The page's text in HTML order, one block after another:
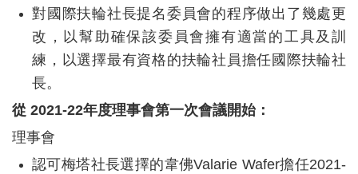
對國際扶輪社長提名委員會的程序做出了幾處更
改，以幫助確保該委員會擁有適當的工具及訓
練，以選擇最有資格的扶輪社員擔任國際扶輪社
長。
從 2021-22年度理事會第一次會議開始：
理事會
認可梅塔社長選擇的韋佛Valarie Wafer擔任2021-